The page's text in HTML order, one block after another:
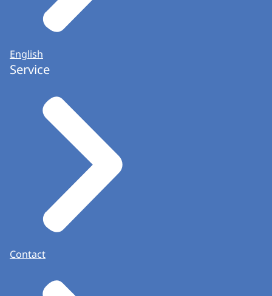
English
Service
Contact